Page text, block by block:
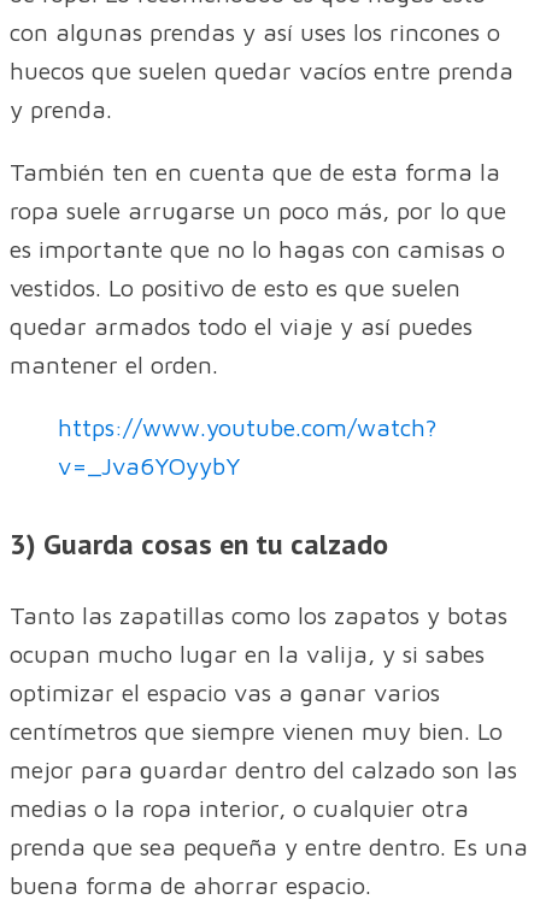
con algunas prendas y así uses los rincones o
huecos que suelen quedar vacíos entre prenda
y prenda.
También ten en cuenta que de esta forma la
ropa suele arrugarse un poco más, por lo que
es importante que no lo hagas con camisas o
vestidos. Lo positivo de esto es que suelen
quedar armados todo el viaje y así puedes
mantener el orden.
https://www.youtube.com/watch?
v=_Jva6YOyybY
3) Guarda cosas en tu calzado
Tanto las zapatillas como los zapatos y botas
ocupan mucho lugar en la valija, y si sabes
optimizar el espacio vas a ganar varios
centímetros que siempre vienen muy bien. Lo
mejor para guardar dentro del calzado son las
medias o la ropa interior, o cualquier otra
prenda que sea pequeña y entre dentro. Es una
buena forma de ahorrar espacio.